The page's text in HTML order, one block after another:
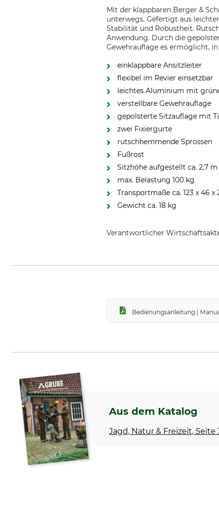
Mit der klappbaren Berger &
unterwegs. Gefertigt aus
Stabilität und Robustheit.
Anwendung. Durch die
Gewehrauflage es ermöglicht,
einklappbare Ansitzleiter
flexibel im Revier einsetzbar
leichtes Aluminium mit
verstellbare Gewehrauflage
gepolsterte Sitzauflage mit
zwei Fixiergurte
rutschhemmende Sprossen
Fußrost
Sitzhöhe aufgestellt ca. 2,7 m
max. Belastung 100 kg
Transportmaße ca. 123 x 46 x
Gewicht ca. 18 kg
Verantwortlicher
Bedienungsanleitung |
Aus dem Katalog
Jagd, Natur & Freizeit, Seite